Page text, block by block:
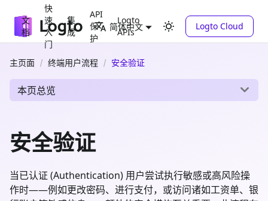
文
档
快
速
入
门
集
成
API
保
护
Logto
APIs
简体中文 Logto Cloud
主页面 终端用户流程 安全验证
本页总览
安全验证
当已认证 (Authentication) 用户尝试执行敏感或高风险操
作时——例如更改密码、进行支付，或访问诸如工资单、银